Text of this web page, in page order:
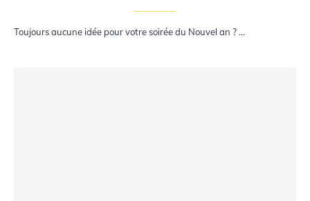
Toujours aucune idée pour votre soirée du Nouvel an ? …